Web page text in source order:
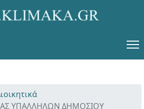
ΥΠΑΛΛΗΛΩΝ ΔΗΜΟΣΙΟΥ